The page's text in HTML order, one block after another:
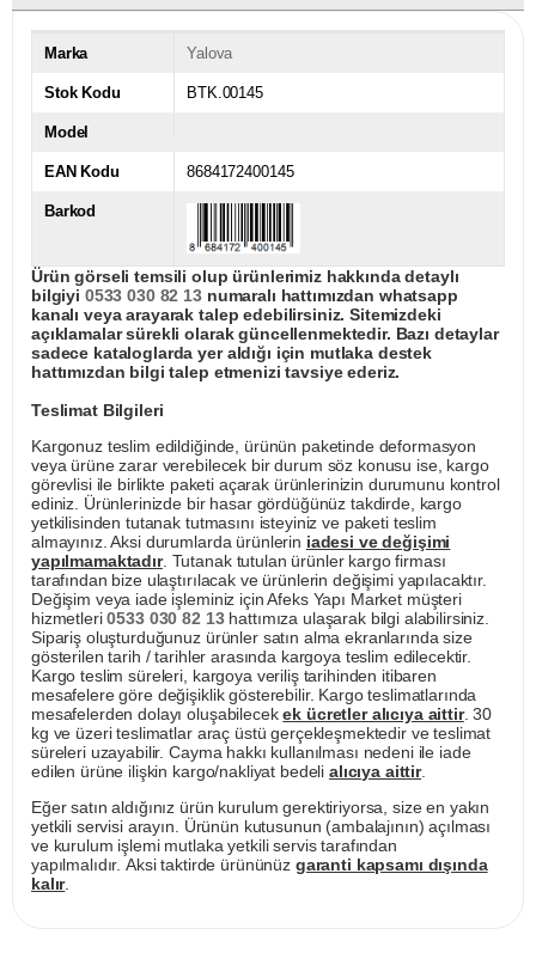
Marka Yalova
Stok Kodu BTK.00145
Model
EAN Kodu 8684172400145
Barkod
Ürün görseli temsili olup ürünlerimiz hakkında detaylı
bilgiyi 0533 030 82 13numaralı hattımızdan whatsapp
kanalı veya arayarak talep edebilirsiniz. Sitemizdeki
açıklamalar sürekli olarak güncellenmektedir. Bazı detaylar
sadece kataloglarda yer aldığı için mutlaka destek
hattımızdan bilgi talep etmenizi tavsiye ederiz.
Teslimat Bilgileri
Kargonuz teslim edildiğinde, ürünün paketinde deformasyon
veya ürüne zarar verebilecek bir durum söz konusu ise, kargo
görevlisi ile birlikte paketi açarak ürünlerinizin durumunu kontrol
ediniz. Ürünlerinizde bir hasar gördüğünüz takdirde, kargo
yetkilisinden tutanak tutmasını isteyiniz ve paketi teslim
almayınız. Aksi durumlarda ürünlerin iadesi ve değişimi
yapılmamaktadır. Tutanak tutulan ürünler kargo firması
tarafından bize ulaştırılacak ve ürünlerin değişimi yapılacaktır.
Değişim veya iade işleminiz için Afeks Yapı Market müşteri
hizmetleri0533 030 82 13hattımıza ulaşarak bilgi alabilirsiniz.
Sipariş oluşturduğunuz ürünler satın alma ekranlarında size
gösterilen tarih / tarihler arasında kargoya teslim edilecektir.
Kargo teslim süreleri, kargoya veriliş tarihinden itibaren
mesafelere göre değişiklik gösterebilir. Kargo teslimatlarında
mesafelerden dolayı oluşabilecekek ücretler alıcıya aittir. 30
kg ve üzeri teslimatlar araç üstü gerçekleşmektedir ve teslimat
süreleri uzayabilir. Cayma hakkı kullanılması nedeni ile iade
edilen ürüne ilişkin kargo/nakliyat bedeli alıcıya aittir.
Eğer satın aldığınız ürün kurulum gerektiriyorsa, size en yakın
yetkili servisi arayın. Ürünün kutusunun (ambalajının) açılması
ve kurulum işlemi mutlaka yetkili servis tarafından
yapılmalıdır. Aksi taktirde ürününüz garanti kapsamı dışında
kalır.